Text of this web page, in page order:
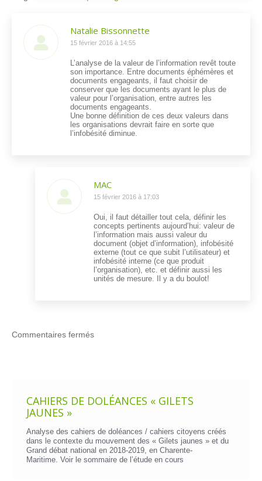
Natalie Bissonnette
dit
15 février 2016 à 14:55
L’analyse de la valeur de l’information revêt toute
son importance. Entre documents éphémères et
documents engageants, il faut choisir de
conserver que les documents ayant le plus de
valeur pour l’organisation, entre autres les
documents engageants.
Une bonne définition de ces deux valeurs dans
les organisations devrait faire en sorte que
l’infobésité diminue.
MAC
dit
15 février 2016 à 17:03
Oui, il faut détailler tout cela, définir les
concepts pertinents aujourd’hui: valeur de
l’information mais aussi valeur du
document (objet d’information), infobésité
externe (tout ce que subit l’utilisateur) et
infobésité interne (ce que produit
l’organisation), etc. et définir aussi les
unités de mesure. Il y a du boulot!
Commentaires fermés
CAHIERS DE DOLÉANCES « GILETS
JAUNES »
Analyse des cahiers de doléances / cahiers citoyens créés
dans le contexte du mouvement des « Gilets jaunes » et du
Grand débat national en 2018-2019, en Charente-
Maritime. Voir le sommaire de l’étude en cours